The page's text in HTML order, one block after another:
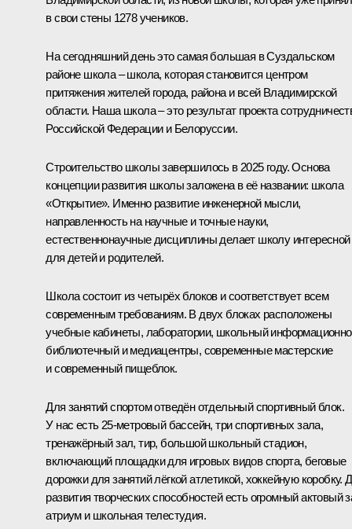
в свои стены 1278 учеников.
На сегодняшний день это самая большая в Суздальском
районе школа – школа, которая становится центром
притяжения жителей города, района и всей Владимирской
области. Наша школа – это результат проекта
Российской Федерации и Белоруссии.
Строительство школы завершилось в 2025 году. Основа
концепции развития школы заложена в её названии: школа
«Открытие». Именно развитие инженерной мысли,
направленность на научные и точные науки,
естественнонаучные дисциплины делает школу интересной
для детей и родителей.
Школа состоит из четырёх блоков и соответствует всем
современным требованиям. В двух блоках расположены
учебные кабинеты, лаборатории, школьный
библиотечный и медиацентры, современные мастерские
и современный пищеблок.
Для занятий спортом отведён отдельный спортивный блок.
У нас есть 25-метровый бассейн, три спортивных зала,
тренажёрный зал, тир, большой школьный стадион,
включающий площадки для игровых видов спорта, беговые
дорожки для занятий лёгкой атлетикой, хоккейную коробку.
развития творческих способностей есть огромный актовый
атриум и школьная телестудия.